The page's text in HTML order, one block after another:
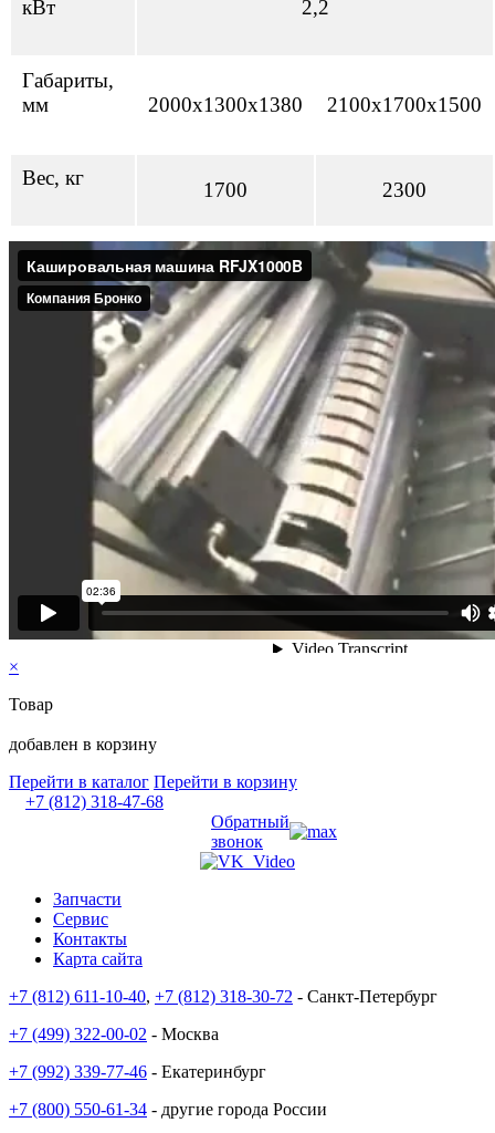
кВт
2,2
Габариты,
мм
2000x1300x1380 2100x1700x1500
Вес, кг
1700 2300
×
Товар
добавлен в корзину
Перейти в каталог Перейти в корзину
+7 (812) 318-47-68
Обратный
звонок
Запчасти
Сервис
Контакты
Карта сайта
+7 (812) 611-10-40, +7 (812) 318-30-72 - Санкт-Петербург
+7 (499) 322-00-02 - Москва
+7 (992) 339-77-46 - Екатеринбург
+7 (800) 550-61-34 - другие города России